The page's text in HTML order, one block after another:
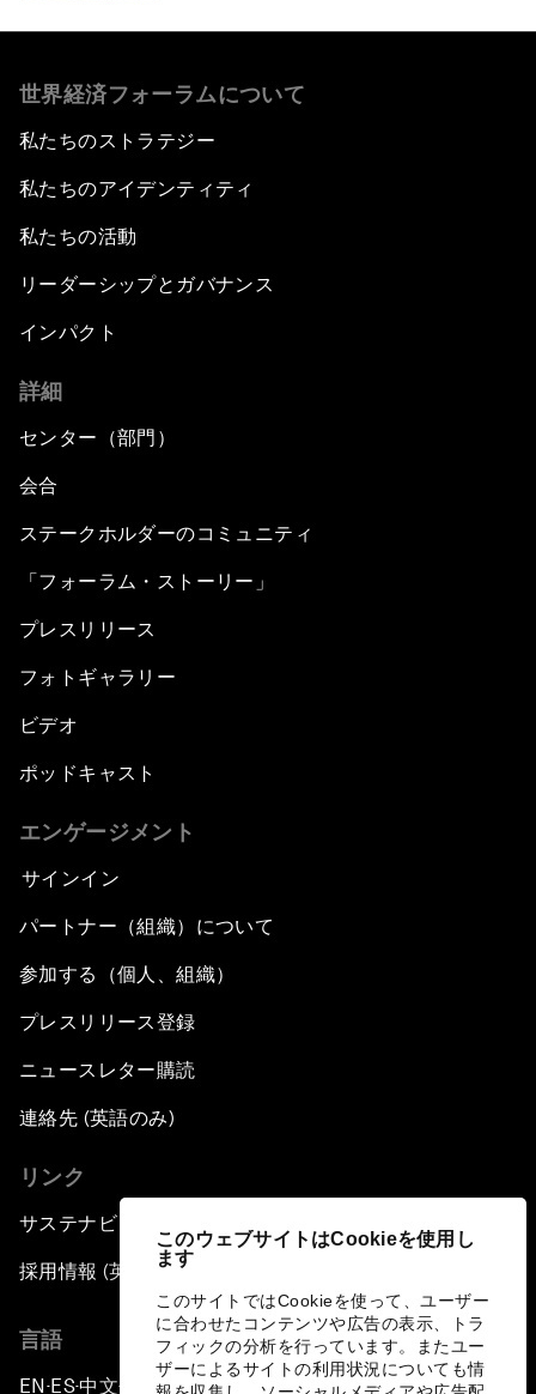
このウェブサイトはCookieを使用し
ます
このサイトではCookieを使って、ユーザー
に合わせたコンテンツや広告の表示、トラ
フィックの分析を行っています。またユー
ザーによるサイトの利用状況についても情
世界経済フォーラムについて
私たちのストラテジー
私たちのアイデンティティ
私たちの活動
リーダーシップとガバナンス
インパクト
詳細
センター（部門）
会合
ステークホルダーのコミュニティ
「フォーラム・ストーリー」
プレスリリース
フォトギャラリー
ビデオ
ポッドキャスト
エンゲージメント
サインイン
パートナー（組織）について
参加する（個人、組織）
プレスリリース登録
ニュースレター購読
連絡先 (英語のみ)
リンク
サステナビリティへの取り組み
採用情報 (英語のみ)
言語
EN ▪ES▪中文▪ 日本語